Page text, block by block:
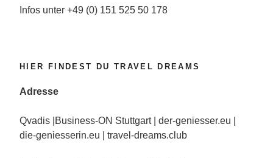
Infos unter +49 (0) 151 525 50 178
HIER FINDEST DU TRAVEL DREAMS
Adresse
Qvadis |Business-ON Stuttgart | der-geniesser.eu |
die-geniesserin.eu | travel-dreams.club